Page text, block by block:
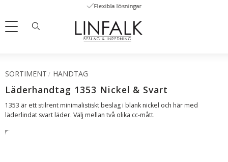
Meny
Flexibla lösningar
SORTIMENT HANDTAG
Läderhandtag 1353 Nickel & Svart
1353 är ett stilrent minimalistiskt beslag i blank nickel och här med
läderlindat svart läder. Välj mellan två olika cc-mått.